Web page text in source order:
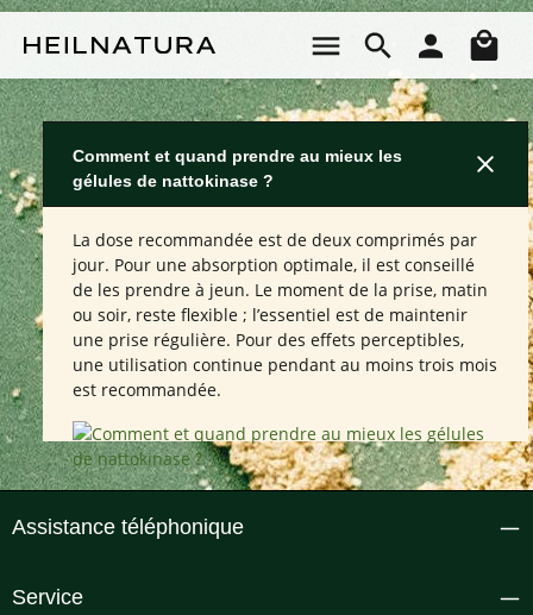
Comment et quand prendre au mieux les
gélules de nattokinase ?
La dose recommandée est de deux comprimés par
jour. Pour une absorption optimale, il est conseillé
de les prendre à jeun. Le moment de la prise, matin
ou soir, reste flexible ; l’essentiel est de maintenir
une prise régulière. Pour des effets perceptibles,
une utilisation continue pendant au moins trois mois
est recommandée.
Assistance téléphonique
Service